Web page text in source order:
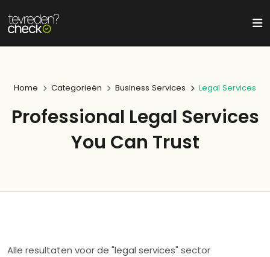
Home Categorieën Business Services Legal Services
Professional Legal Services
You Can Trust
Alle resultaten voor de "legal services" sector